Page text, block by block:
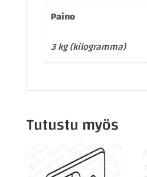
Paino
3 kg (kilogramma)
Tutustu myös